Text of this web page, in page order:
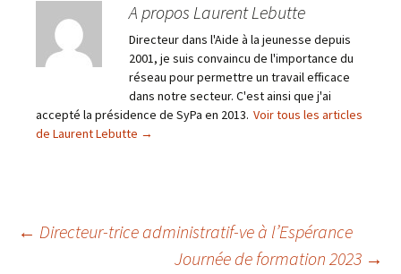
A propos Laurent Lebutte
Directeur dans l'Aide à la jeunesse depuis
2001, je suis convaincu de l'importance du
réseau pour permettre un travail efficace
dans notre secteur. C'est ainsi que j'ai
accepté la présidence de SyPa en 2013. Voir tous les articles
de Laurent Lebutte →
Navigation
← Directeur-trice administratif-ve à l’Espérance
Journée de formation 2023 →